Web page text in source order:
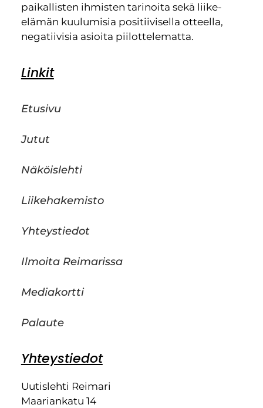
paikallisten ihmisten tarinoita sekä liike-
elämän kuulumisia positiivisella otteella,
negatiivisia asioita piilottelematta.
Linkit
Etusivu
Jutut
Näköislehti
Liikehakemisto
Yhteystiedot
Ilmoita Reimarissa
Mediakortti
Palaute
Yhteystiedot
Uutislehti Reimari
Maariankatu 14